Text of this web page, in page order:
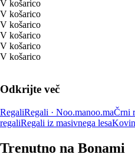
V košarico
V košarico
V košarico
V košarico
V košarico
V košarico
Odkrijte več
RegaliRegali · Noo.manoo.maČrni
regaliRegali iz masivnega lesa
Trenutno na Bonami